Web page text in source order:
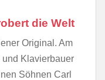
die Welt
Original. Am
und Klavierbauer
Söhnen Carl